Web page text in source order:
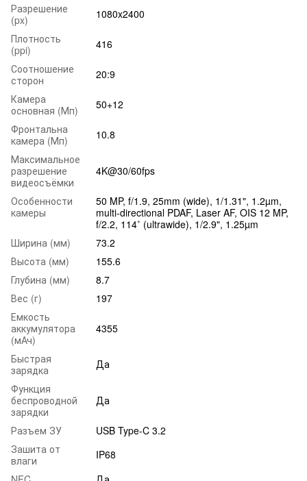
Разрешение
(px)
1080x2400
Плотность
(ppi)
416
Соотношение
сторон
20:9
Камера
основная (Мп)
50+12
Фронтальна
камера (Мп)
10.8
Максимальное
разрешение
видеосъёмки
4K@30/60fps
Особенности
камеры
50 MP, f/1.9, 25mm (wide), 1/1.31", 1.2µm,
multi-directional PDAF, Laser AF, OIS 12 MP,
f/2.2, 114˚ (ultrawide), 1/2.9", 1.25µm
Ширина (мм)
73.2
Высота (мм)
155.6
Глубина (мм)
8.7
Вес (г)
197
Емкость
аккумулятора
(мАч)
4355
Быстрая
зарядка
Да
Функция
беспроводной
зарядки
Да
Разъем ЗУ
USB Type-C 3.2
Зашита от
влаги
IP68